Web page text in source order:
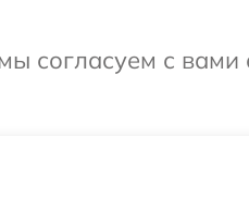
согласуем с